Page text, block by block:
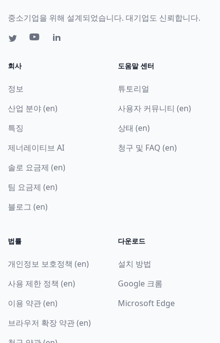
중소기업을 위해 설계되었습니다. 대기업도 신뢰합니다.
회사
정보
산업 분야 (en)
특징
제너레이티브 AI
솔로 요금제 (en)
팀 요금제 (en)
블로그 (en)
도움말 센터
튜토리얼
사용자 커뮤니티 (en)
상태 (en)
청구 및 FAQ (en)
법률
개인정보 보호정책 (en)
사용 제한 정책 (en)
이용 약관 (en)
브라우저 확장 약관 (en)
다운로드
설치 방법
Google 크롬
Microsoft Edge